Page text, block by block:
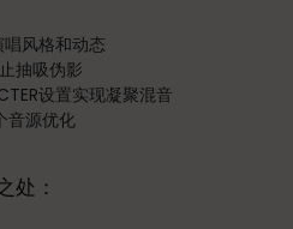
唱风格和动态
抽吸伪影
设置实现凝聚混音
音源优化
处：